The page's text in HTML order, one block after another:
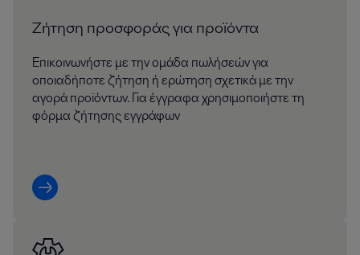
Ζήτηση προσφοράς για προϊόντα
Επικοινωνήστε με την ομάδα πωλήσεών για
οποιαδήποτε ζήτηση ή ερώτηση σχετικά με την
αγορά προϊόντων. Για έγγραφα χρησιμοποιήστε τη
φόρμα ζήτησης εγγράφων